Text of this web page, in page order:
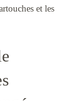
et les